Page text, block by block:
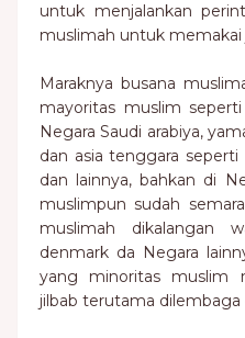
untuk menjalankan
muslimah untuk memakai
Maraknya busana
mayoritas muslim
Negara Saudi arabiya,
dan asia tenggara seperti
dan lainnya, bahkan di
muslimpun sudah
muslimah dikalangan
denmark da Negara
yang minoritas muslim
jilbab terutama dilembaga